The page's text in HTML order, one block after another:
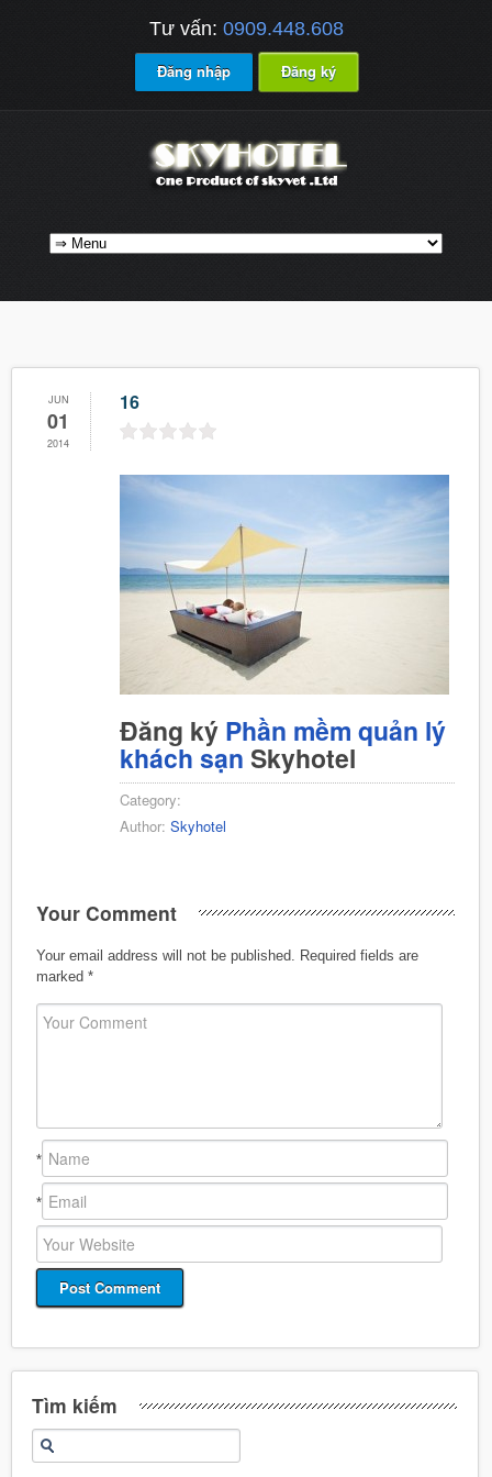
Tư vấn: 0909.448.608
Đăng nhập Đăng ký
JUN
01
2014
16
Đăng ký Phần mềm quản lý
khách sạn Skyhotel
Category:
Author: Skyhotel
Your Comment
Your email address will not be published.
Required fields are
marked *
*
*
Tìm kiếm